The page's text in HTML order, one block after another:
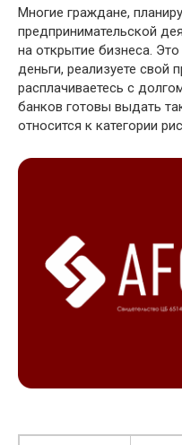
Многие граждане,
предпринимательской
на открытие бизнеса.
деньги, реализуете свой
расплачиваетесь с
банков готовы выдать
относится к категории